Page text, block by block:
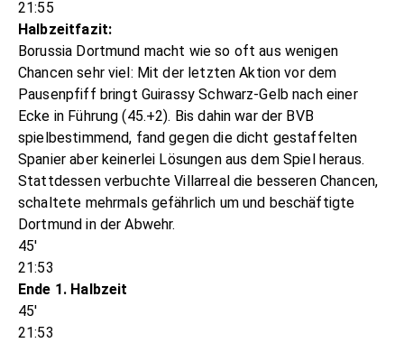
21:55
Halbzeitfazit:
Borussia Dortmund macht wie so oft aus wenigen
Chancen sehr viel: Mit der letzten Aktion vor dem
Pausenpfiff bringt Guirassy Schwarz-Gelb nach einer
Ecke in Führung (45.+2). Bis dahin war der BVB
spielbestimmend, fand gegen die dicht gestaffelten
Spanier aber keinerlei Lösungen aus dem Spiel heraus.
Stattdessen verbuchte Villarreal die besseren Chancen,
schaltete mehrmals gefährlich um und beschäftigte
Dortmund in der Abwehr.
45'
21:53
Ende 1. Halbzeit
45'
21:53